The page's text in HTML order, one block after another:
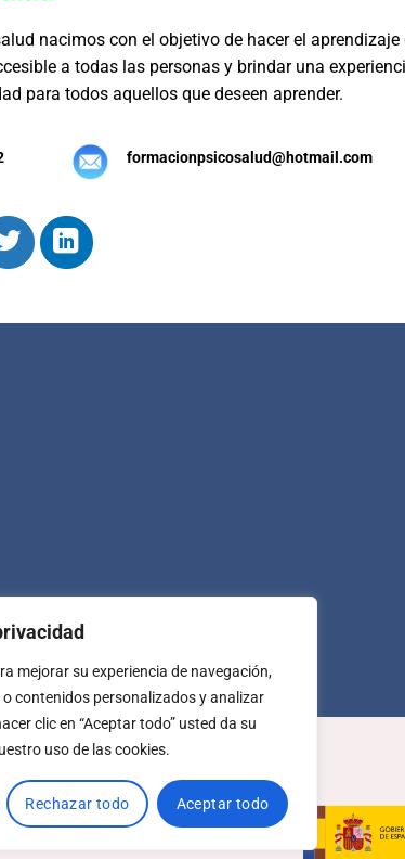
mejorar su experiencia de navegación,
contenidos personalizados y analizar
clic en “Aceptar todo” usted da su
uso de las cookies.
Rechazar todo Aceptar todo
nacimos con el objetivo de hacer el aprendizaje
a todas las personas y brindar una
para todos aquellos que deseen aprender.
formacionpsicosalud@hotmail.com
venta Aviso legal